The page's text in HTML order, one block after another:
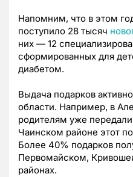
Напомним, что в этом
поступило 28 тысяч
них — 12
сформированных для
диабетом.
Выдача подарков
области. Например, в
родителям уже
Чаинском районе этот
Более 40% подарков
Первомайском,
районах.